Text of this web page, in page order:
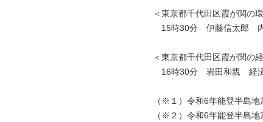
＜東京都千代田区霞が関の
15時30分 伊藤信太郎 内
＜東京都千代田区霞が関の
16時30分 岩田和親 経
（※１）令和6年能登半島
（※２） 令和6年能登半島